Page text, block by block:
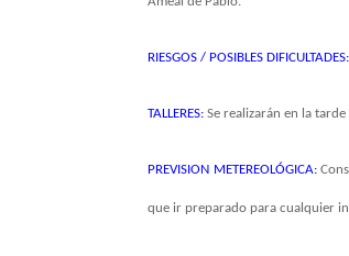
RIESGOS / POSIBLES DIFICULTADES:
TALLERES:Se realizarán en la
PREVISION METEREOLÓGICA:
que ir preparado para cualquier